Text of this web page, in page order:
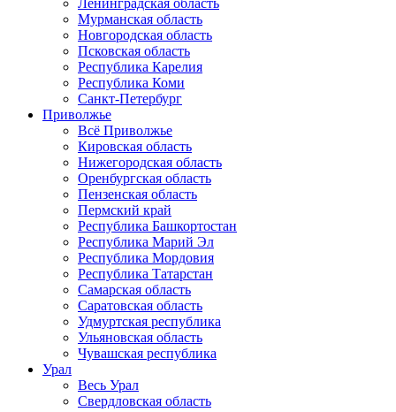
Ленинградская область
Мурманская область
Новгородская область
Псковская область
Республика Карелия
Республика Коми
Санкт-Петербург
Приволжье
Всё Приволжье
Кировская область
Нижегородская область
Оренбургская область
Пензенская область
Пермский край
Республика Башкортостан
Республика Марий Эл
Республика Мордовия
Республика Татарстан
Самарская область
Саратовская область
Удмуртская республика
Ульяновская область
Чувашская республика
Урал
Весь Урал
Свердловская область